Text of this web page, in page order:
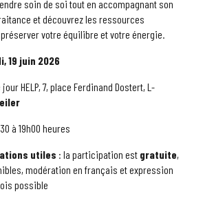
soin de soi tout en accompagnant son
et découvrez les ressources
votre équilibre et votre énergie.
19 juin 2026
HELP, 7, place Ferdinand Dostert, L-
à 19h00 heures
utiles : la participation est gratuite,
modération en français et expression
possible